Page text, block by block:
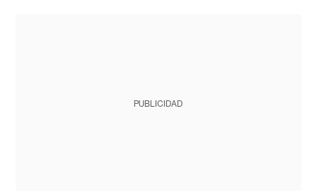
PUBLICIDAD